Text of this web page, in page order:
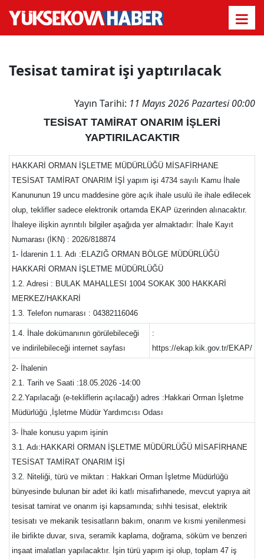
Tesisat tamirat işi yaptırılacak
Yayın Tarihi: 11 Mayıs 2026 Pazartesi 00:00
TESİSAT TAMİRAT ONARIM İŞLERİ
YAPTIRILACAKTIR
HAKKARİ ORMAN İŞLETME MÜDÜRLÜĞÜ MİSAFİRHANE
TESİSAT TAMİRAT ONARIM İŞİ yapım işi 4734 sayılı Kamu İhale
Kanununun 19 uncu maddesine göre açık ihale usulü ile ihale edilecek
olup, teklifler sadece elektronik ortamda EKAP üzerinden alınacaktır.
İhaleye ilişkin ayrıntılı bilgiler aşağıda yer almaktadır: İhale Kayıt
Numarası (İKN) : 2026/818874
1- İdarenin 1.1. Adı :ELAZIĞ ORMAN BÖLGE MÜDÜRLÜĞÜ
HAKKARİ ORMAN İŞLETME MÜDÜRLÜĞÜ
1.2. Adresi : BULAK MAHALLESI 1004 SOKAK 300 HAKKARİ
MERKEZ/HAKKARİ
1.3. Telefon numarası : 04382116046
1.4. İhale dokümanının görülebileceği
ve indirilebileceği internet sayfası
:
https://ekap.kik.gov.tr/EKAP/
2- İhalenin
2.1. Tarih ve Saati :18.05.2026 -14:00
2.2.Yapılacağı (e-tekliflerin açılacağı) adres :Hakkari Orman İşletme
Müdürlüğü ,İşletme Müdür Yardımcısı Odası
3- İhale konusu yapım işinin
3.1. Adı:HAKKARİ ORMAN İŞLETME MÜDÜRLÜĞÜ MİSAFİRHANE
TESİSAT TAMİRAT ONARIM İŞİ
3.2. Niteliği, türü ve miktarı : Hakkari Orman İşletme Müdürlüğü
bünyesinde bulunan bir adet iki katlı misafirhanede, mevcut yapıya ait
tesisat tamirat ve onarım işi kapsamında; sıhhi tesisat, elektrik
tesisatı ve mekanik tesisatların bakım, onarım ve kısmi yenilenmesi
ile birlikte duvar, sıva, seramik kaplama, doğrama, söküm ve benzeri
inşaat imalatları yapılacaktır. İşin türü yapım işi olup, toplam 47 iş